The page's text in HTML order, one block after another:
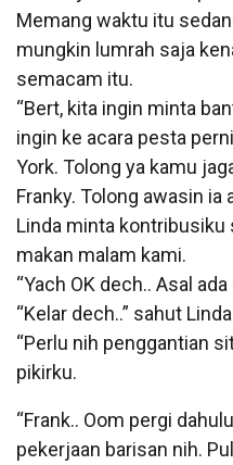
Memang waktu itu
mungkin lumrah saja
semacam itu.
“Bert, kita ingin minta
ingin ke acara pesta
York. Tolong ya kamu
Franky. Tolong awasin
Linda minta kontribusiku
makan malam kami.
“Yach OK dech.. Asal
“Kelar dech..” sahut
“Perlu nih penggantian
pikirku.
“Frank.. Oom pergi
pekerjaan barisan nih.